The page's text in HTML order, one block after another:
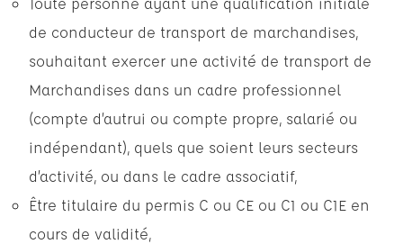
de conducteur de transport de marchandises,
souhaitant exercer une activité de transport de
Marchandises dans un cadre professionnel
(compte d’autrui ou compte propre, salarié ou
indépendant), quels que soient leurs secteurs
d’activité, ou dans le cadre associatif,
Être titulaire du permis C ou CE ou C1 ou C1E en
cours de validité,